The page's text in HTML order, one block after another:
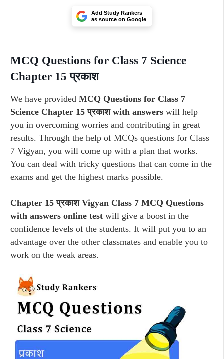
Add Study Rankers
as source on Google
MCQ Questions for Class 7 Science
Chapter 15 प्रकाश
We have provided MCQ Questions for Class 7
Science Chapter 15 प्रकाश with answers will help
you in overcoming worries and contributing in great
results. Through the help of MCQs questions for Class
7 Vigyan, you will come up with a plan that works.
You can deal with tricky questions that can come in the
exams and get the highest marks possible.
Chapter 15 प्रकाश Vigyan Class 7 MCQ Questions
with answers online test will give a boost in the
confidence levels of the students. It will put you to an
advantage over the other classmates and enable you to
work on the weak areas.